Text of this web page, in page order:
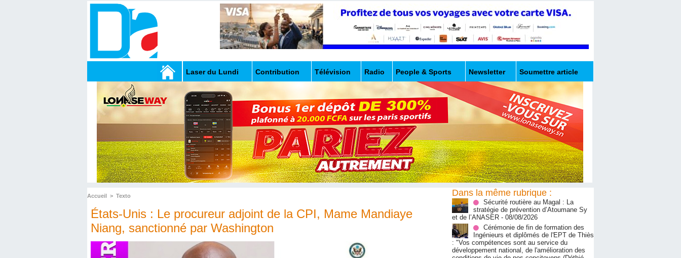
Laser du Lundi Contribution Télévision Radio People & Sports Newsletter Soumettre article
Accueil > Texto
États-Unis : Le procureur adjoint de la CPI, Mame Mandiaye
Niang, sanctionné par Washington
Dans la même rubrique :
Sécurité routière au Magal : La
stratégie de prévention d’Atoumane Sy
et de l’ANASER - 08/08/2026
Cérémonie de fin de formation des
Ingénieurs et diplômés de l'EPT de Thiès
: "Vos compétences sont au service du
développement national, de l'amélioration des